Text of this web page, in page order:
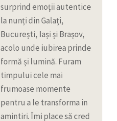
surprind emoții autentice
la nunți din Galați,
București, Iași și Brașov,
acolo unde iubirea prinde
formă și lumină. Furam
timpului cele mai
frumoase momente
pentru a le transforma in
amintiri. Îmi place să cred